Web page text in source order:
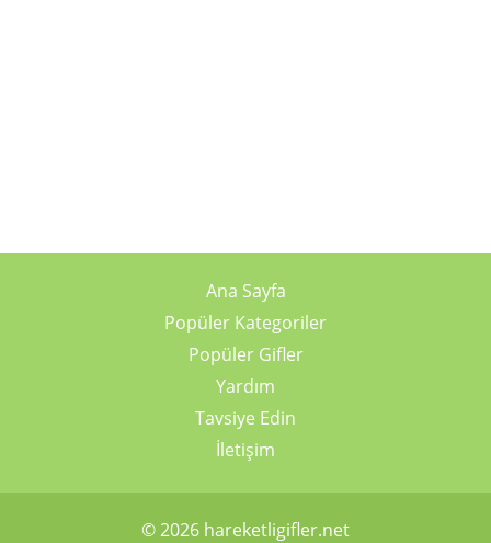
Ana Sayfa
Popüler Kategoriler
Popüler Gifler
Yardım
Tavsiye Edin
İletişim
© 2026 hareketligifler.net